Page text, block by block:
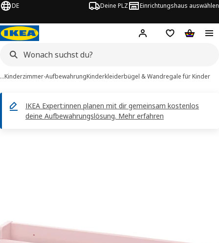
DE Deine PLZ Einrichtungshaus auswählen
Hej! Jetzt anmelden.
Einkaufsliste
…Kinderzimmer-AufbewahrungKinderkleiderbügel & Wandregale für Kinder
IKEA Expert:innen planen mit dir gemeinsam kostenlos
deine Aufbewahrungslösung. Mehr erfahren